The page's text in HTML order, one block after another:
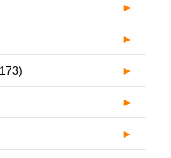
►
►
►
►
►